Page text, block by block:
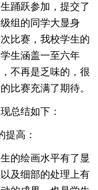
踊跃参加，提交了
组的同学大显身
比赛，我校学生的
生涵盖一至六年
不再是乏味的，很
比赛充满了期待。
总结如下：
提高：
的绘画水平有了显
及细部的处理上有